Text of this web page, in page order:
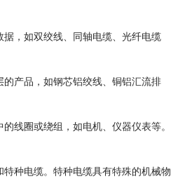
据，如双绞线、同轴电缆、光纤电缆
的产品，如钢芯铝绞线、铜铝汇流排
的线圈或绕组，如电机、仪器仪表等。
特种电缆。特种电缆具有特殊的机械物